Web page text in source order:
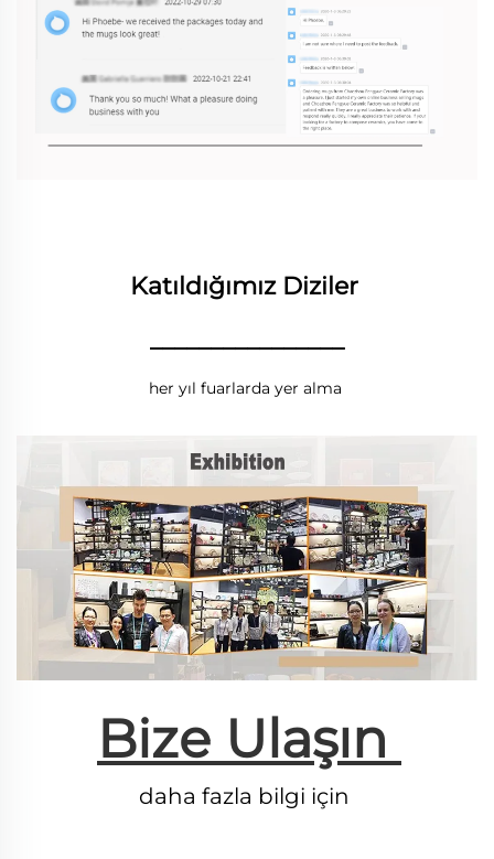
Katıldığımız Diziler
________________
her yıl fuarlarda yer alma
Bize Ulaşın
daha fazla bilgi için